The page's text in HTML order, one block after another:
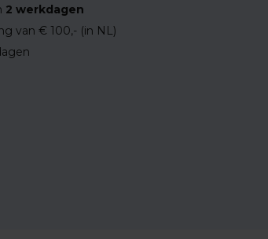
2 werkdagen
van € 100,- (in NL)